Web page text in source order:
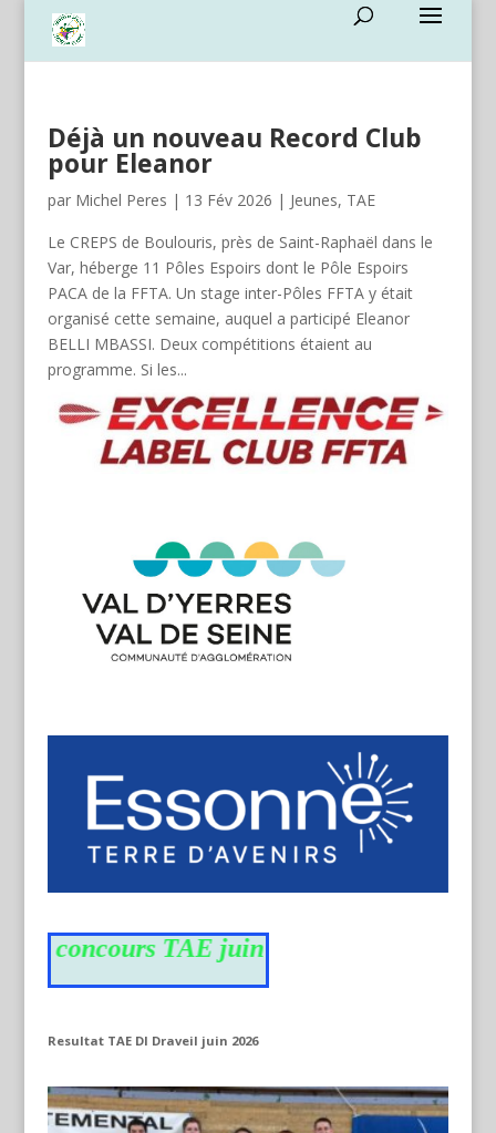
Déjà un nouveau Record Club
pour Eleanor
par Michel Peres | 13 Fév 2026 | Jeunes, TAE
Le CREPS de Boulouris, près de Saint-Raphaël dans le
Var, héberge 11 Pôles Espoirs dont le Pôle Espoirs
PACA de la FFTA. Un stage inter-Pôles FFTA y était
organisé cette semaine, auquel a participé Eleanor
BELLI MBASSI. Deux compétitions étaient au
programme. Si les...
concours TAE juin
Resultat TAE DI Draveil juin 2026